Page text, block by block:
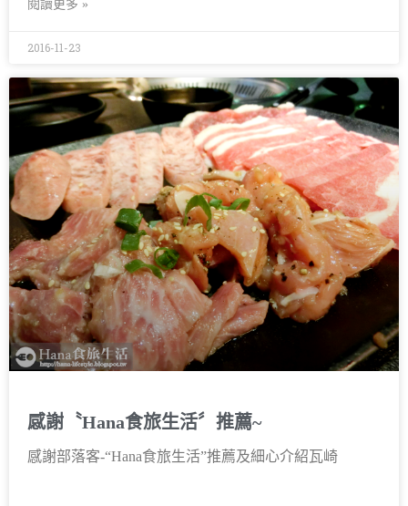
閱讀更多 »
2016-11-23
感謝〝Hana食旅生活〞推薦~
感謝部落客-“Hana食旅生活”推薦及細心介紹瓦崎